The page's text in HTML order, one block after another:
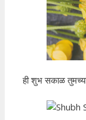
ही शुभ सकाळ